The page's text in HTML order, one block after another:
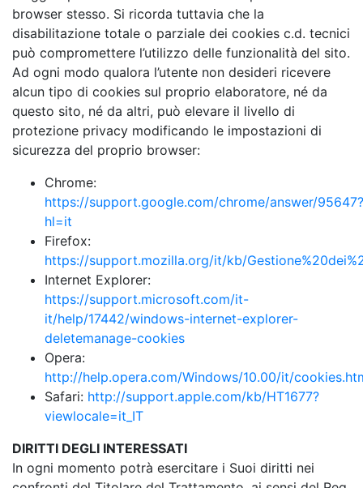
browser stesso. Si ricorda tuttavia che la
disabilitazione totale o parziale dei cookies c.d. tecnici
può compromettere l’utilizzo delle funzionalità del sito.
Ad ogni modo qualora l’utente non desideri ricevere
alcun tipo di cookies sul proprio elaboratore, né da
questo sito, né da altri, può elevare il livello di
protezione privacy modificando le impostazioni di
sicurezza del proprio browser:
Chrome:
https://support.google.com/chrome/answer/95647?
hl=it
Firefox:
https://support.mozilla.org/it/kb/
Internet Explorer:
https://support.microsoft.com/it-
it/help/17442/windows-internet-explorer-
deletemanage-cookies
Opera:
http://help.opera.com/Windows/10.00/it/
Safari: http://support.apple.com/kb/HT1677?
viewlocale=it_IT
DIRITTI DEGLI INTERESSATI
In ogni momento potrà esercitare i Suoi diritti nei